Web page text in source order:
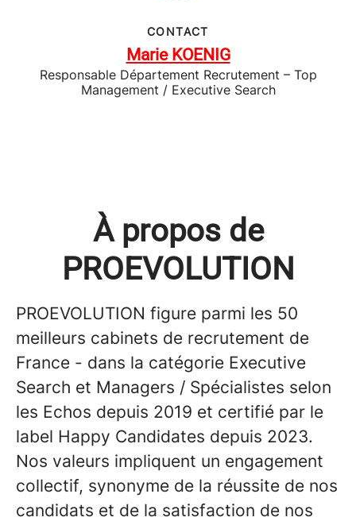
CONTACT
Marie KOENIG
Responsable Département Recrutement – Top
Management / Executive Search
À propos de
PROEVOLUTION
PROEVOLUTION figure parmi les 50
meilleurs cabinets de recrutement de
France - dans la catégorie Executive
Search et Managers / Spécialistes selon
les Echos depuis 2019 et certifié par le
label Happy Candidates depuis 2023.
Nos valeurs impliquent un engagement
collectif, synonyme de la réussite de nos
candidats et de la satisfaction de nos